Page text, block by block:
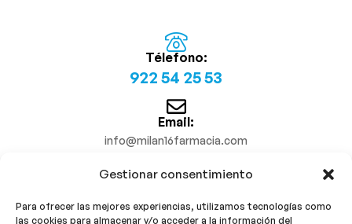
Gestionar consentimiento
Para ofrecer las mejores experiencias, utilizamos tecnologías como
las cookies para almacenar y/o acceder a la información del
Télefono:
922 54 25 53
Email:
info@milan16farmacia.com
¡Síguenos!